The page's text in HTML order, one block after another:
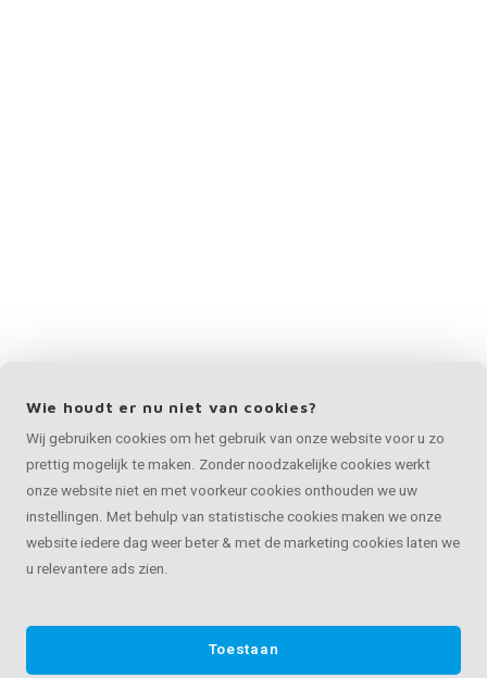
Wie houdt er nu niet van cookies?
Wij gebruiken cookies om het gebruik van onze website voor u zo
prettig mogelijk te maken. Zonder noodzakelijke cookies werkt
onze website niet en met voorkeur cookies onthouden we uw
instellingen. Met behulp van statistische cookies maken we onze
website iedere dag weer beter & met de marketing cookies laten we
u relevantere ads zien.
Toestaan